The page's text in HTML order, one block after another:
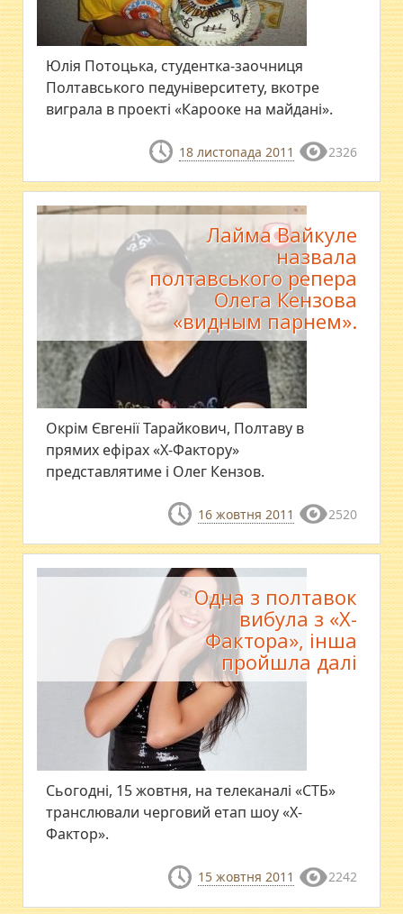
Юлія Потоцька, студентка-заочниця
Полтавського педуніверситету, вкотре
виграла в проекті «Карооке на майдані».
18 листопада 2011 2326
Лайма Вайкуле
назвала
полтавського репера
Олега Кензова
«видным парнем».
Окрім Євгенії Тарайкович, Полтаву в
прямих ефірах «Х-Фактору»
представлятиме і Олег Кензов.
16 жовтня 2011 2520
Одна з полтавок
вибула з «Х-
Фактора», інша
пройшла далі
Сьогодні, 15 жовтня, на телеканалі «СТБ»
транслювали черговий етап шоу «Х-
Фактор».
15 жовтня 2011 2242